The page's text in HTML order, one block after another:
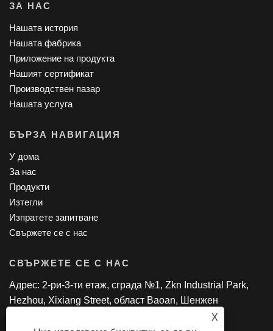
X
ЗА НАС
Нашата история
Нашата фабрика
Приложение на продукта
Нашият сертификат
Производствен пазар
Нашата услуга
БЪРЗА НАВИГАЦИЯ
У дома
За нас
Продукти
Изтегли
Изпратете запитване
Свържете се с нас
СВЪРЖЕТЕ СЕ С НАС
Адрес: 2-ри-3-ти етаж, сграда №1, Zkn Industrial Park,
Hezhou, Xixiang Street, област Baoan, Шенжен